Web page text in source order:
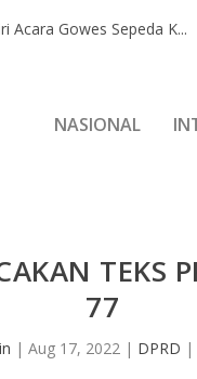
Acara Gowes Sepeda K...
NASIONAL
TEKS
77
| Aug 17, 2022| DPRD |